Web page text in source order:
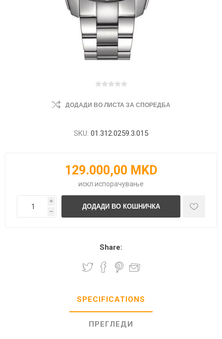
ДОДАДИ ВО ЛИСТА ЗА СПОРЕДБА
SKU: 01.312.0259.3.015
129.000,00 MKD
искл. испорачување
i
h
Share:
SPECIFICATIONS
ПРЕГЛЕДИ